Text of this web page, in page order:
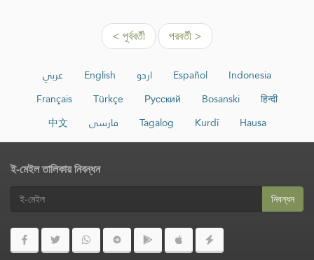
< পূর্ববর্তী পরবর্তী >
عربي English اردو Español
Indonesia
Français
Türkçe Русский Bosanski
हिन्दी
中文
فارسی Tagalog Kurdî Hausa
ই-মেইল তালিকায় নিবন্ধন
নিবন্ধন